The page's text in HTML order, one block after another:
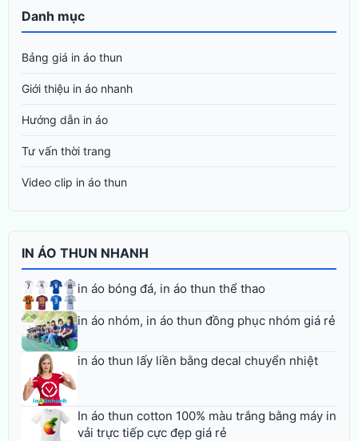
Danh mục
Bảng giá in áo thun
Giới thiệu in áo nhanh
Hướng dẫn in áo
Tư vấn thời trang
Video clip in áo thun
IN ÁO THUN NHANH
in áo bóng đá, in áo thun thể thao
in áo nhóm, in áo thun đồng phục nhóm giá rẻ
in áo thun lấy liền bằng decal chuyển nhiệt
In áo thun cotton 100% màu trắng bằng máy in
vải trực tiếp cực đẹp giá rẻ